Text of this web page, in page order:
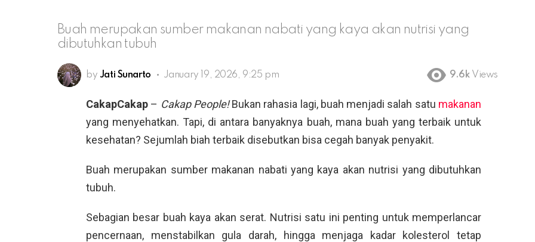
Buah merupakan sumber makanan nabati yang kaya akan nutrisi yang
dibutuhkan tubuh
by Jati Sunarto January 19, 2026, 9:25 pm 9.6k Views
CakapCakap – Cakap People!Bukan rahasia lagi, buah menjadi salah satu makanan
yang menyehatkan. Tapi, di antara banyaknya buah, mana buah yang terbaik untuk
kesehatan? Sejumlah biah terbaik disebutkan bisa cegah banyak penyakit.
Buah merupakan sumber makanan nabati yang kaya akan nutrisi yang dibutuhkan
tubuh.
Sebagian besar buah kaya akan serat. Nutrisi satu ini penting untuk memperlancar
pencernaan, menstabilkan gula darah, hingga menjaga kadar kolesterol tetap